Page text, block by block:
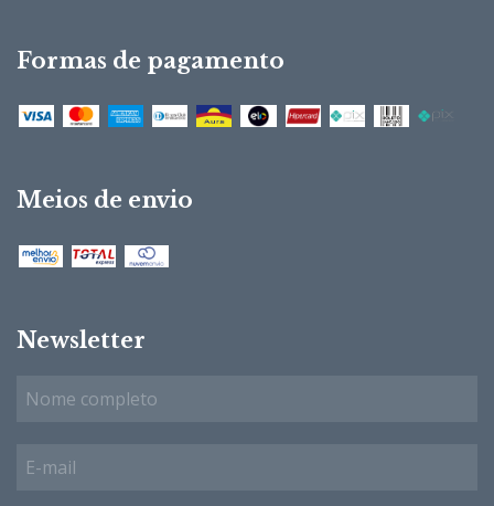
Formas de pagamento
Meios de envio
Newsletter